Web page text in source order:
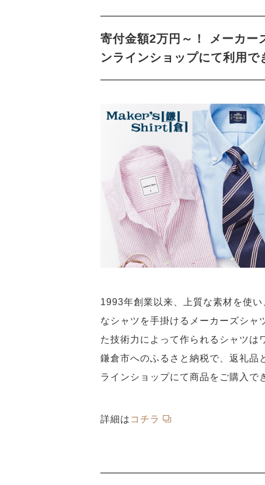
寄付金額2万円～！ メーカー
ンラインショップにて利用で
1993年創業以来、上質な素材を使
なシャツを手掛けるメーカーズシャ
た技術力によって作られるシャツは
鎌倉市へのふるさと納税で、返礼品
ラインショップにて商品をご購入で
詳細は コチラ